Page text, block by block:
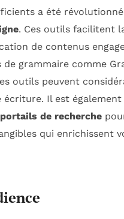
a été
. Ces outils facilitent
de contenus
de grammaire comme
outils peuvent
Il est également
portails de recherche
qui enrichissent